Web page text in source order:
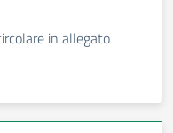
in allegato